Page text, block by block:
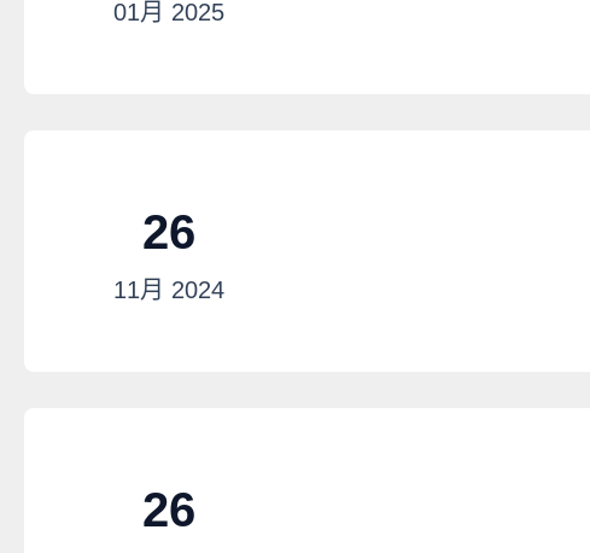
01月 2025
26
11月 2024
26